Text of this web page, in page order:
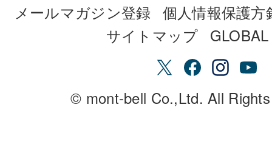
メールマガジン登録 個人情報保護方
サイトマップ
© mont-bell Co.,Ltd. All